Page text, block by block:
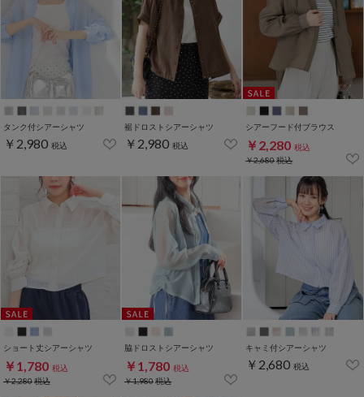
タンク付シアーシャツ
￥2,980 税込
裾ドロストシアーシャツ
￥2,980 税込
シアーフード付ブラウス
￥2,280 税込
￥2,680税込
ショート丈シアーシャツ
￥1,780 税込
￥2,280税込
脇ドロストシアーシャツ
￥1,780 税込
￥1,980税込
キャミ付シアーシャツ
￥2,680 税込